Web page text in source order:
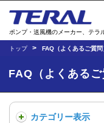
ポンプ・送風機のメーカー、テラ
トップ FAQ（よくあるご質問
FAQ（よくあるご
カテゴリー表示